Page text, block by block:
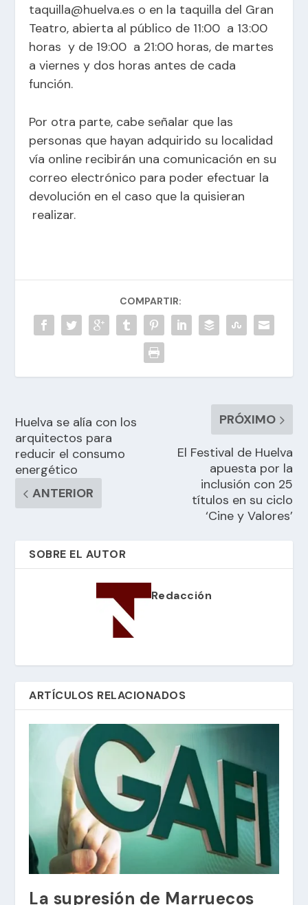
taquilla@huelva.es o en la taquilla del Gran
Teatro, abierta al público de 11:00 a 13:00
horas y de 19:00 a 21:00 horas, de martes
a viernes y dos horas antes de cada
función.
Por otra parte, cabe señalar que las
personas que hayan adquirido su localidad
vía online recibirán una comunicación en su
correo electrónico para poder efectuar la
devolución en el caso que la quisieran
realizar.
COMPARTIR:
Huelva se alía con los
arquitectos para
reducir el consumo
energético
ANTERIOR
PRÓXIMO
El Festival de Huelva
apuesta por la
inclusión con 25
títulos en su ciclo
‘Cine y Valores’
SOBRE EL AUTOR
Redacción
ARTÍCULOS RELACIONADOS
La supresión de Marruecos